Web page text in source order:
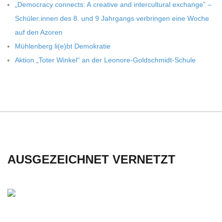
„Demo­cracy con­nects: A crea­tive and inter­cul­tu­ral exch­ange” –
Schüler:innen des 8. und 9 Jahr­gangs ver­brin­gen eine Woche
auf den Azoren
Müh­len­berg li(e)bt Demokratie
Aktion „Toter Win­kel“ an der Leonore-Goldschmidt-Schule
AUSGEZEICHNET VERNETZT